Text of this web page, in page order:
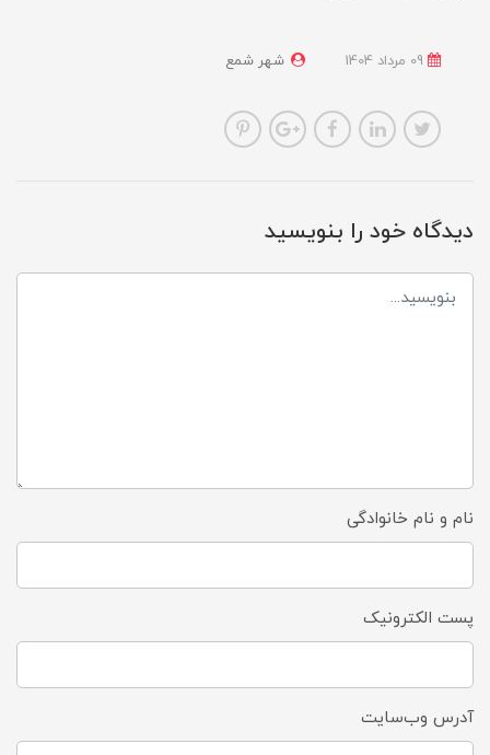
شهر شمع
دیدگاه خود را بنویسید
نام و نام خانوادگی
پست الکترونیک
آدرس وب‌سایت